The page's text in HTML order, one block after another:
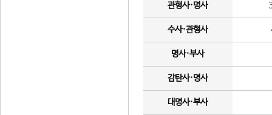
관형사·명사
수사·관형사
명사·부사
감탄사·명사
대명사·부사